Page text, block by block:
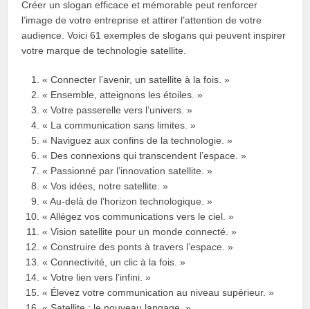
Créer un slogan efficace et mémorable peut renforcer
l’image de votre entreprise et attirer l’attention de votre
audience. Voici 61 exemples de slogans qui peuvent inspirer
votre marque de technologie satellite.
« Connecter l’avenir, un satellite à la fois. »
« Ensemble, atteignons les étoiles. »
« Votre passerelle vers l’univers. »
« La communication sans limites. »
« Naviguez aux confins de la technologie. »
« Des connexions qui transcendent l’espace. »
« Passionné par l’innovation satellite. »
« Vos idées, notre satellite. »
« Au-delà de l’horizon technologique. »
« Allégez vos communications vers le ciel. »
« Vision satellite pour un monde connecté. »
« Construire des ponts à travers l’espace. »
« Connectivité, un clic à la fois. »
« Votre lien vers l’infini. »
« Élevez votre communication au niveau supérieur. »